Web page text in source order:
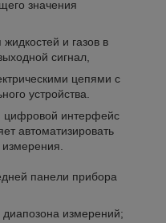
значения
и газов в
сигнал,
цепями с
устройства.
цифровой интерфейс
автоматизировать
панели прибора
диапозона измерений;